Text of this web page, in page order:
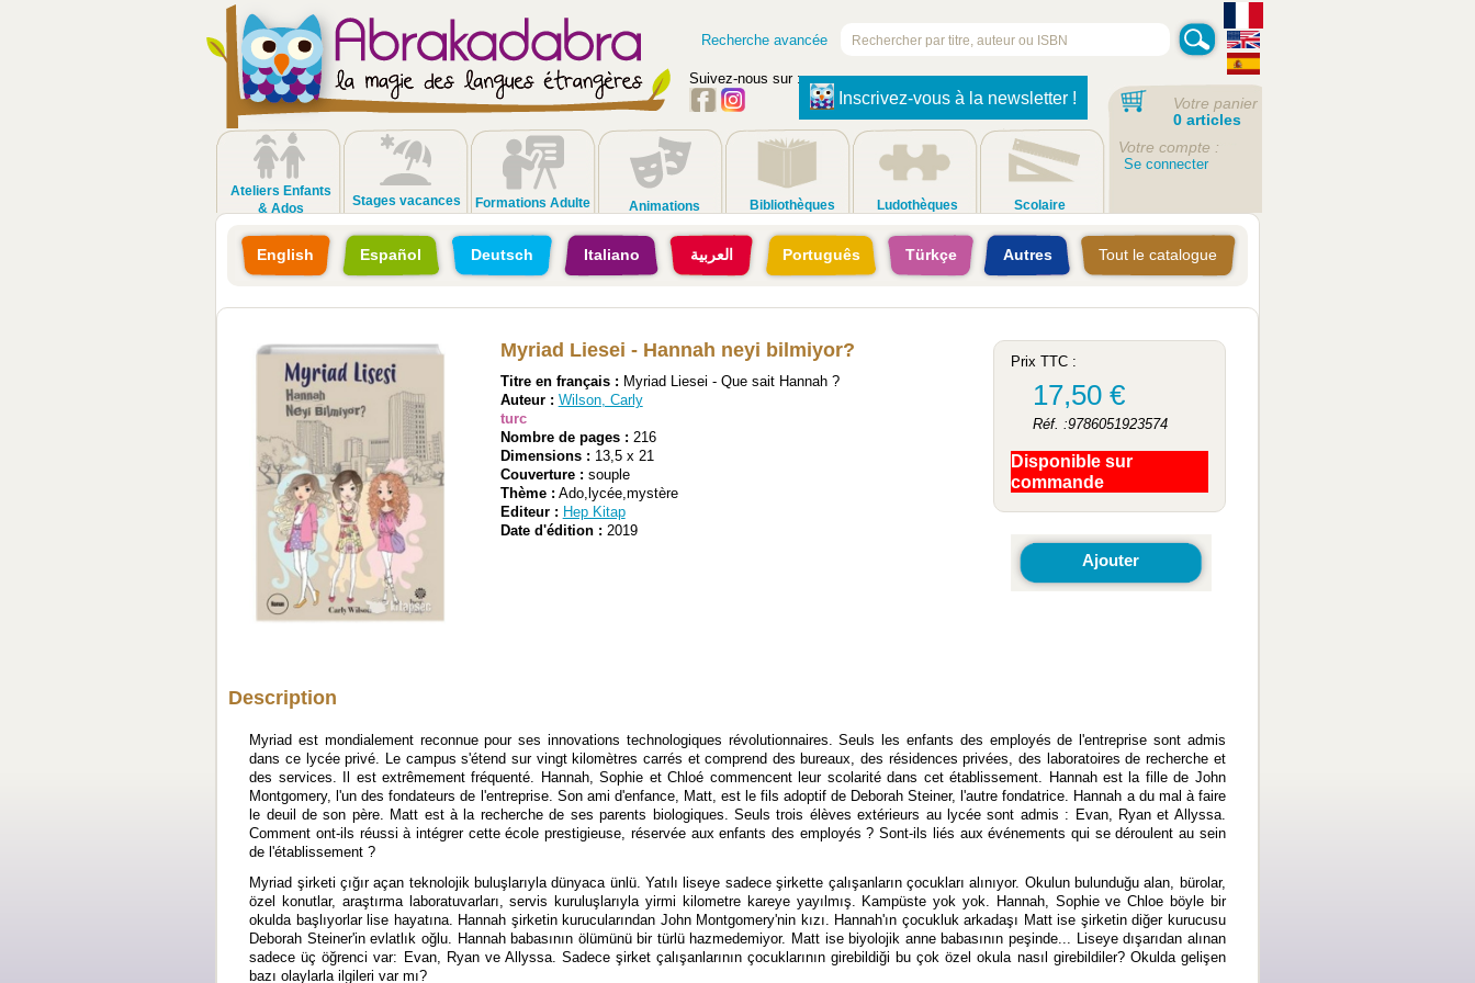
Recherche avancée
Suivez-nous sur :
Inscrivez-vous à la newsletter !
Ateliers Enfants
& Ados
Stages vacances Formations Adulte Animations Bibliothèques Ludothèques Scolaire
Votre panier
0 articles
Votre compte :
Se connecter
English Español Deutsch Italiano العربية Português Türkçe Autres Tout le catalogue
Myriad Liesei - Hannah neyi bilmiyor?
Titre en français : Myriad Liesei - Que sait Hannah ?
Auteur : Wilson, Carly
turc
Nombre de pages : 216
Dimensions : 13,5 x 21
Couverture : souple
Thème : Ado,lycée,mystère
Editeur : Hep Kitap
Date d'édition : 2019
Prix TTC :
17,50 €
Réf. :9786051923574
Disponible sur
commande
Ajouter
Description
Myriad est mondialement reconnue pour ses innovations technologiques révolutionnaires. Seuls les enfants des employés de l'entreprise sont admis
dans ce lycée privé. Le campus s'étend sur vingt kilomètres carrés et comprend des bureaux, des résidences privées, des laboratoires de recherche et
des services. Il est extrêmement fréquenté. Hannah, Sophie et Chloé commencent leur scolarité dans cet établissement. Hannah est la fille de John
Montgomery, l'un des fondateurs de l'entreprise. Son ami d'enfance, Matt, est le fils adoptif de Deborah Steiner, l'autre fondatrice. Hannah a du mal à faire
le deuil de son père. Matt est à la recherche de ses parents biologiques. Seuls trois élèves extérieurs au lycée sont admis : Evan, Ryan et Allyssa.
Comment ont-ils réussi à intégrer cette école prestigieuse, réservée aux enfants des employés ? Sont-ils liés aux événements qui se déroulent au sein
de l'établissement ?
Myriad şirketi çığır açan teknolojik buluşlarıyla dünyaca ünlü. Yatılı liseye sadece şirkette çalışanların çocukları alınıyor. Okulun bulunduğu alan, bürolar,
özel konutlar, araştırma laboratuvarları, servis kuruluşlarıyla yirmi kilometre kareye yayılmış. Kampüste yok yok. Hannah, Sophie ve Chloe böyle bir
okulda başlıyorlar lise hayatına. Hannah şirketin kurucularından John Montgomery'nin kızı. Hannah'ın çocukluk arkadaşı Matt ise şirketin diğer kurucusu
Deborah Steiner'in evlatlık oğlu. Hannah babasının ölümünü bir türlü hazmedemiyor. Matt ise biyolojik anne babasının peşinde... Liseye dışarıdan alınan
sadece üç öğrenci var: Evan, Ryan ve Allyssa. Sadece şirket çalışanlarının çocuklarının girebildiği bu çok özel okula nasıl girebildiler? Okulda gelişen
bazı olaylarla ilgileri var mı?